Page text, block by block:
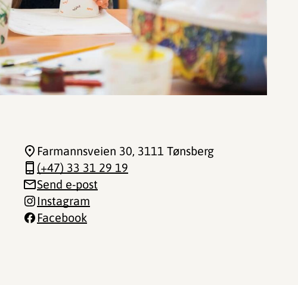
Farmannsveien 30, 3111 Tønsberg
(+47) 33 31 29 19
Send e-post
Instagram
Facebook